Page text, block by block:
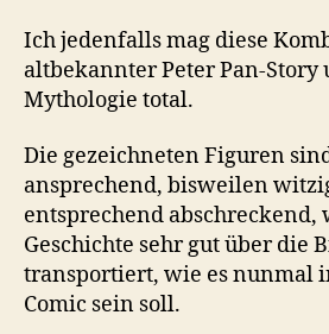
Ich jedenfalls mag diese
altbekannter Peter Pan-Story
Mythologie total.
Die gezeichneten Figuren
ansprechend, bisweilen
entsprechend abschreckend,
Geschichte sehr gut über die
transportiert, wie es nunmal
Comic sein soll.